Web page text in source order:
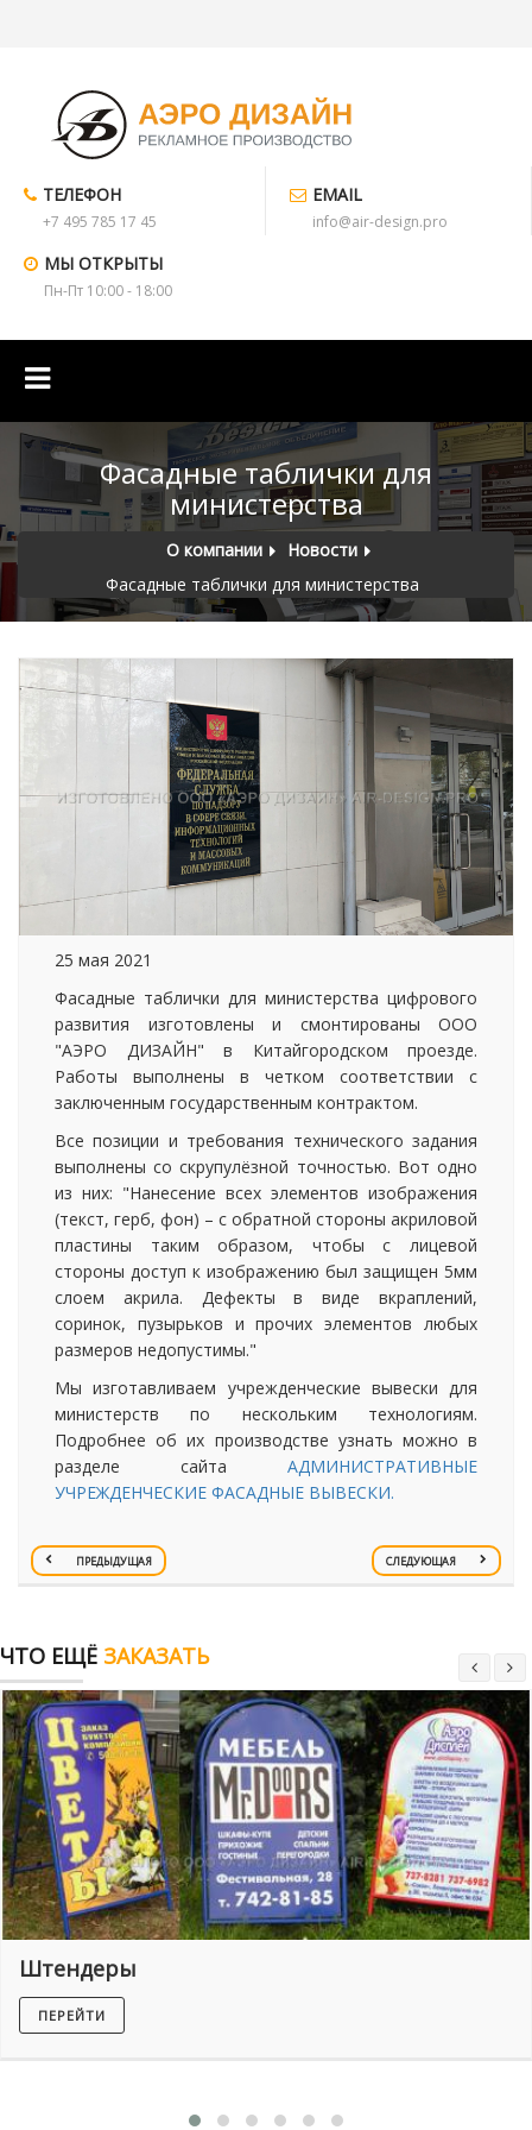
ТЕЛЕФОН
+7 495 785 17 45
EMAIL
info@air-design.pro
МЫ ОТКРЫТЫ
Пн-Пт 10:00 - 18:00
Фасадные таблички для
министерства
О компании
Новости
Фасадные таблички для министерства
25 мая 2021
Фасадные таблички для министерства цифрового
развития изготовлены и смонтированы ООО
"АЭРО ДИЗАЙН" в Китайгородском проезде.
Работы выполнены в четком соответствии с
заключенным государственным контрактом.
Все позиции и требования технического задания
выполнены со скрупулёзной точностью. Вот одно
из них: "Нанесение всех элементов изображения
(текст, герб, фон) – с обратной стороны акриловой
пластины таким образом, чтобы с лицевой
стороны доступ к изображению был защищен 5мм
слоем акрила. Дефекты в виде вкраплений,
соринок, пузырьков и прочих элементов любых
размеров недопустимы."
Мы изготавливаем учрежденческие вывески для
министерств по нескольким технологиям.
Подробнее об их производстве узнать можно в
разделе сайта АДМИНИСТРАТИВНЫЕ
УЧРЕЖДЕНЧЕСКИЕ ФАСАДНЫЕ ВЫВЕСКИ.
ПРЕДЫДУЩАЯ СЛЕДУЮЩАЯ
ЧТО ЕЩЁ ЗАКАЗАТЬ
Штендеры
ПЕРЕЙТИ